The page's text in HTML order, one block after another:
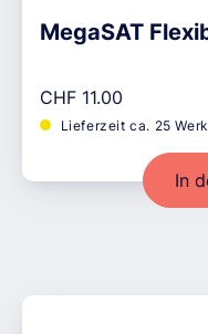
MegaSAT
Regulärer Preis:
CHF 11.00
Lieferzeit ca. 25
In